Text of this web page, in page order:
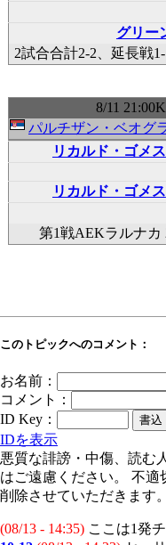
グリー
2試合合計2-2、延長戦
8/11
パルチザン・ベオグ
リカルド・ゴメス
リカルド・ゴメス
第1戦AEKラルナカ
このトピックへのコメント：
お名前：
コメント：
ID Key：
IDを表示
悪質な誹謗・中傷、読む
はご遠慮ください。 不
削除させていただきます。
(08/13 - 14:35) ここは1発